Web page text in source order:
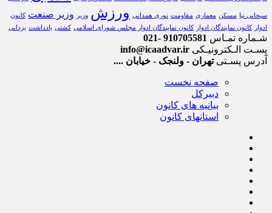
سبحانی نیا مسکن معماری مقاومت نوری همدانی ورزش وزیر وزیر صنعت کانون
ادوار
کانون نمایندگان ادوار کانون نمایندگان ادوار مجلس شورای اسلامی کشتی یادداشت یزدانی
شـماره تمـاس 910705581 -021
پسـت الـکترونیـکی info@icaadvar.ir
آدرس پسـتی تهران - ولنجک - خیابان ....
صفحه نخست
دبیرکل
بیانیه های کانون
استانهای کانون